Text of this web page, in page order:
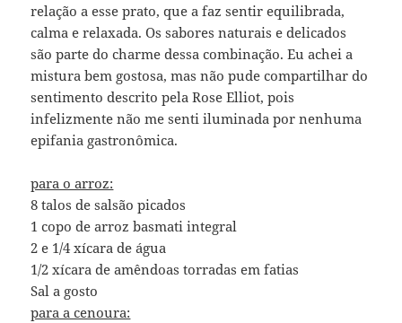
relação a esse prato, que a faz sentir equilibrada,
calma e relaxada. Os sabores naturais e delicados
são parte do charme dessa combinação. Eu achei a
mistura bem gostosa, mas não pude compartilhar do
sentimento descrito pela Rose Elliot, pois
infelizmente não me senti iluminada por nenhuma
epifania gastronômica.
para o arroz:
8 talos de salsão picados
1 copo de arroz basmati integral
2 e 1/4 xícara de água
1/2 xícara de amêndoas torradas em fatias
Sal a gosto
para a cenoura: